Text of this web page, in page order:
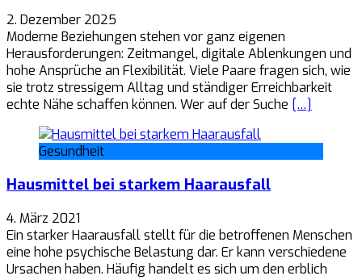
2. Dezember 2025
Moderne Beziehungen stehen vor ganz eigenen
Herausforderungen: Zeitmangel, digitale Ablenkungen und
hohe Ansprüche an Flexibilität. Viele Paare fragen sich, wie
sie trotz stressigem Alltag und ständiger Erreichbarkeit
echte Nähe schaffen können. Wer auf der Suche […]
Gesundheit
Hausmittel bei starkem Haarausfall
4. März 2021
Ein starker Haarausfall stellt für die betroffenen Menschen
eine hohe psychische Belastung dar. Er kann verschiedene
Ursachen haben. Häufig handelt es sich um den erblich